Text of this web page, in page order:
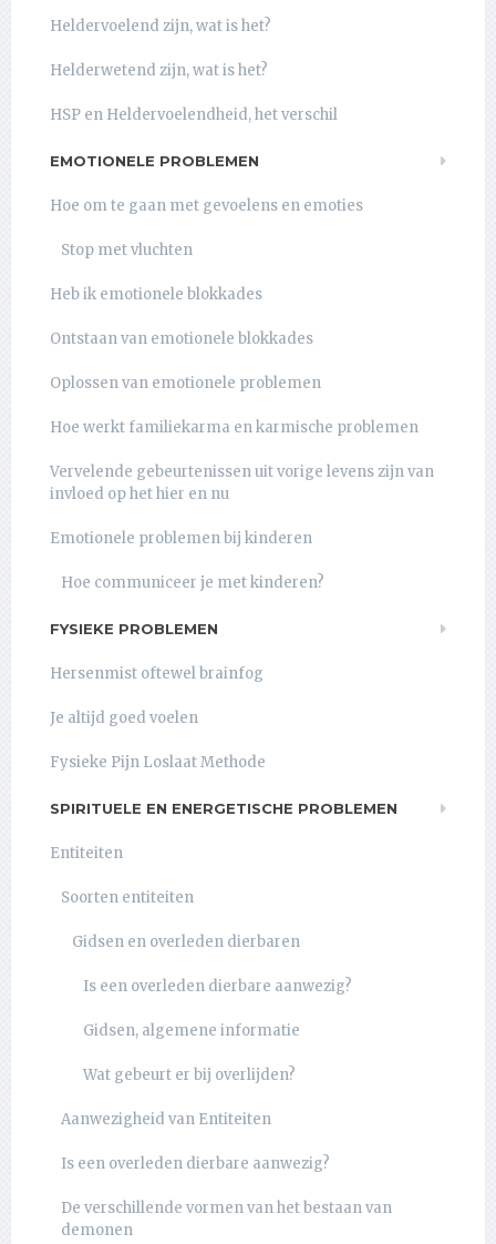
Heldervoelend zijn, wat is het?
Helderwetend zijn, wat is het?
HSP en Heldervoelendheid, het verschil
EMOTIONELE PROBLEMEN
Hoe om te gaan met gevoelens en emoties
Stop met vluchten
Heb ik emotionele blokkades
Ontstaan van emotionele blokkades
Oplossen van emotionele problemen
Hoe werkt familiekarma en karmische problemen
Vervelende gebeurtenissen uit vorige levens zijn van
invloed op het hier en nu
Emotionele problemen bij kinderen
Hoe communiceer je met kinderen?
FYSIEKE PROBLEMEN
Hersenmist oftewel brainfog
Je altijd goed voelen
Fysieke Pijn Loslaat Methode
SPIRITUELE EN ENERGETISCHE PROBLEMEN
Entiteiten
Soorten entiteiten
Gidsen en overleden dierbaren
Is een overleden dierbare aanwezig?
Gidsen, algemene informatie
Wat gebeurt er bij overlijden?
Aanwezigheid van Entiteiten
Is een overleden dierbare aanwezig?
De verschillende vormen van het bestaan van
demonen